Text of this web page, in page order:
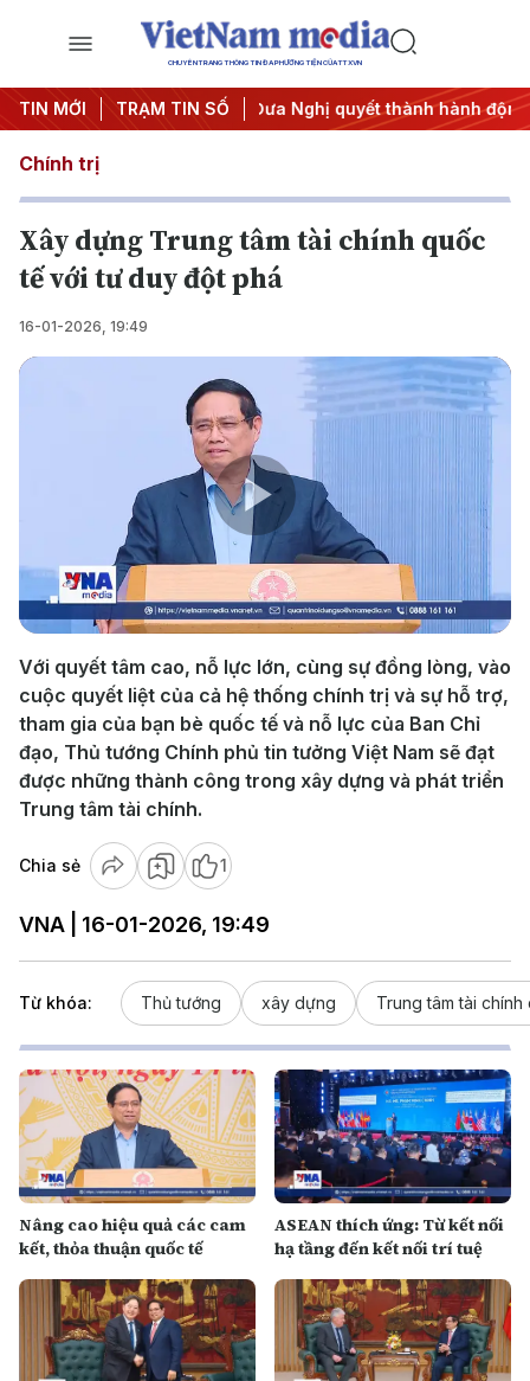
CHUYÊN TRANG THÔNG TIN ĐA PHƯƠNG TIỆN CỦA TTXVN
TIN MỚI TRẠM TIN SỐ
#APEC 2027 #Đưa Nghị quyết thành hành động
Chính trị
Xây dựng Trung tâm tài chính quốc
tế với tư duy đột phá
16-01-2026, 19:49
Play
Video
Với quyết tâm cao, nỗ lực lớn, cùng sự đồng lòng, vào
cuộc quyết liệt của cả hệ thống chính trị và sự hỗ trợ,
tham gia của bạn bè quốc tế và nỗ lực của Ban Chỉ
đạo, Thủ tướng Chính phủ tin tưởng Việt Nam sẽ đạt
được những thành công trong xây dựng và phát triển
Trung tâm tài chính.
Chia sẻ 1
VNA | 16-01-2026, 19:49
Từ khóa: Thủ tướng xây dựng Trung tâm tài chính
Nâng cao hiệu quả các cam
kết, thỏa thuận quốc tế
ASEAN thích ứng: Từ kết nối
hạ tầng đến kết nối trí tuệ